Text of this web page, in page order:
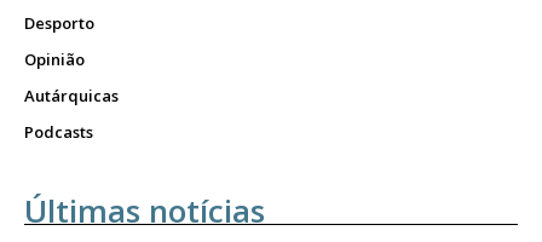
Desporto
Opinião
Autárquicas
Podcasts
Últimas notícias